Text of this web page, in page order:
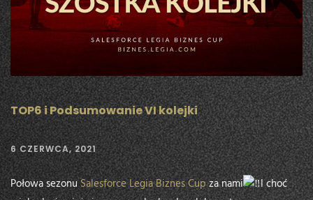
TOP6 i Podsumowanie VI kolejki
6 CZERWCA, 2021
Połowa sezonuSalesforceLegia Biznes Cupza nami
I choć